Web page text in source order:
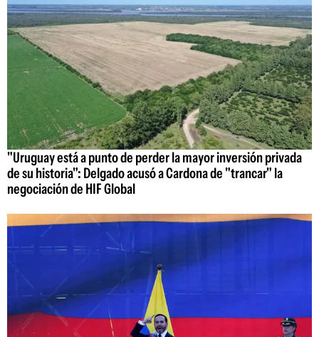
"Uruguay está a punto de perder la mayor inversión privada
de su historia": Delgado acusó a Cardona de "trancar" la
negociación de HIF Global